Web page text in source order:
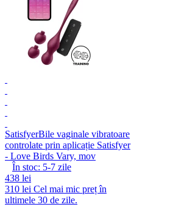
SatisfyerBile vaginale vibratoare
controlate prin aplicație Satisfyer
- Love Birds Vary, mov
În stoc: 5-7 zile
438 lei
310 lei Cel mai mic preț în
ultimele 30 de zile.